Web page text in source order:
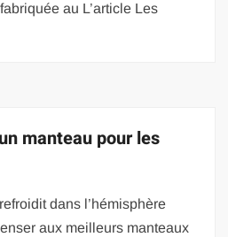
au L’article Les
manteau pour les
dans l’hémisphère
aux meilleurs manteaux